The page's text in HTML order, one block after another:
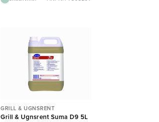
GRILL & UGNSRENT
Grill & Ugnsrent Suma D9 5L